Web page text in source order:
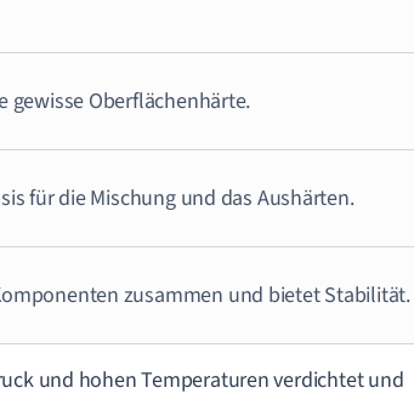
gewisse Oberflächenhärte.
für die Mischung und das Aushärten.
zusammen und bietet Stabilität.
und hohen Temperaturen verdichtet und